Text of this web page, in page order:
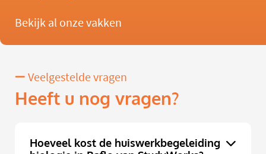
Bekijk al onze vakken
Veelgestelde vragen
Heeft u nog vragen?
Hoeveel kost de huiswerkbegeleiding